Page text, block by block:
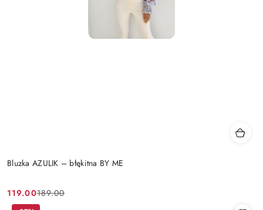
Bluzka AZULIK – błękitna BY ME
Cena
119.00
Cena
189.00